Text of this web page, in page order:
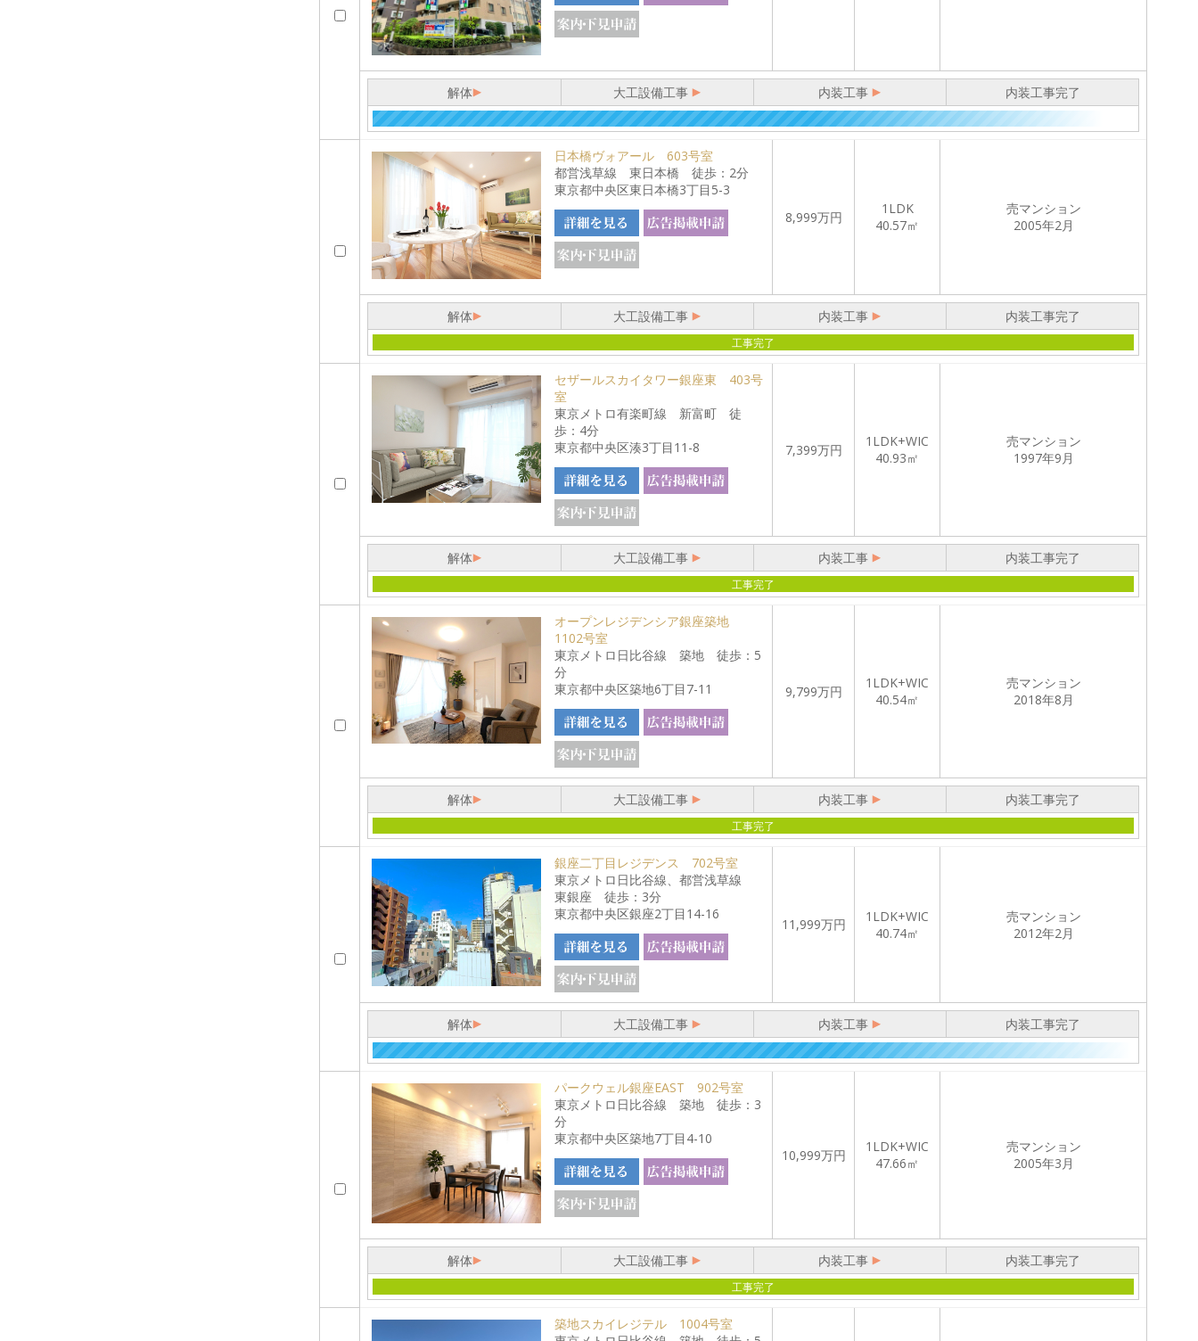
解体 大工設備工事 内装工事 内装工事完了
日本橋ヴォアール 603号室
都営浅草線 東日本橋 徒歩：2分
東京都中央区東日本橋3丁目5-3
8,999万円
1LDK
40.57㎡
売マンション
2005年2月
解体 大工設備工事 内装工事 内装工事完了
工事完了
セザールスカイタワー銀座東 403号
室
東京メトロ有楽町線 新富町 徒
歩：4分
東京都中央区湊3丁目11-8
7,399万円
1LDK+WIC
40.93㎡
売マンション
1997年9月
解体 大工設備工事 内装工事 内装工事完了
工事完了
オープンレジデンシア銀座築地
1102号室
東京メトロ日比谷線 築地 徒歩：5
分
東京都中央区築地6丁目7-11
9,799万円
1LDK+WIC
40.54㎡
売マンション
2018年8月
解体 大工設備工事 内装工事 内装工事完了
工事完了
銀座二丁目レジデンス 702号室
東京メトロ日比谷線、都営浅草線
東銀座 徒歩：3分
東京都中央区銀座2丁目14-16
11,999万円
1LDK+WIC
40.74㎡
売マンション
2012年2月
解体 大工設備工事 内装工事 内装工事完了
パークウェル銀座EAST 902号室
東京メトロ日比谷線 築地 徒歩：3
分
東京都中央区築地7丁目4-10
10,999万円
1LDK+WIC
47.66㎡
売マンション
2005年3月
解体 大工設備工事 内装工事 内装工事完了
工事完了
築地スカイレジテル 1004号室